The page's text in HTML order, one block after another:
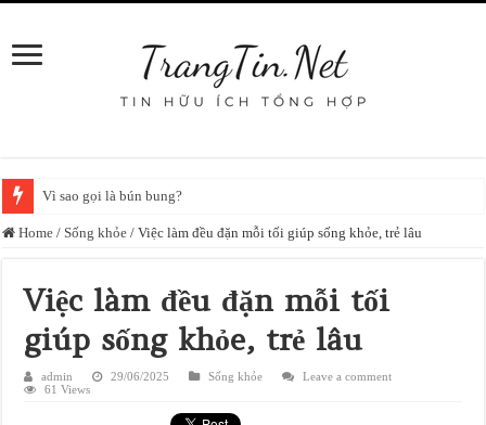
Vì sao gọi là bún bung?
Home / Sống khỏe / Việc làm đều đặn mỗi tối giúp sống khỏe, trẻ lâu
Việc làm đều đặn mỗi tối
giúp sống khỏe, trẻ lâu
admin 29/06/2025 Sống khỏe
Leave a comment
61 Views